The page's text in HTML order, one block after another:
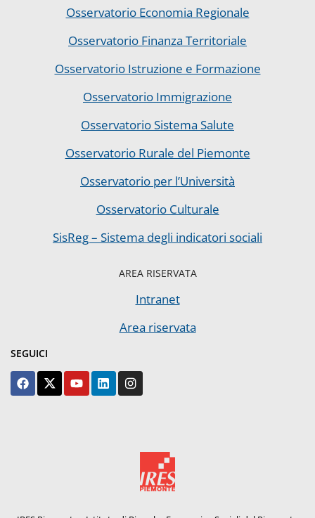
Osservatorio Economia Regionale
Osservatorio Finanza Territoriale
Osservatorio Istruzione e Formazione
Osservatorio Immigrazione
Osservatorio Sistema Salute
Osservatorio Rurale del Piemonte
Osservatorio per l’Università
Osservatorio Culturale
SisReg – Sistema degli indicatori sociali
AREA RISERVATA
Intranet
Area riservata
SEGUICI